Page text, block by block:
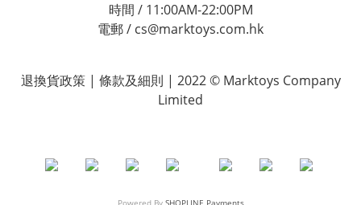
時間 / 11:00AM-22:00PM
電郵 / cs@marktoys.com.hk
退換貨政策 | 條款及細則 | 2022 © Marktoys Company
Limited
Powered By SHOPLINE Payments